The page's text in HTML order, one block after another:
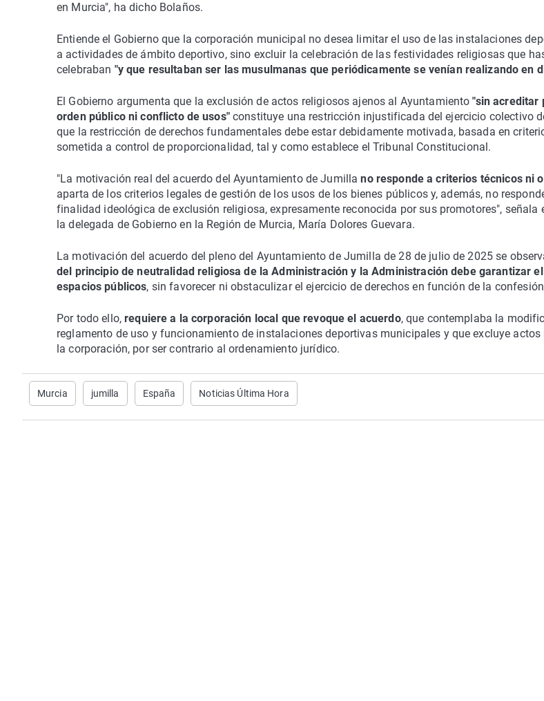
en Murcia", ha dicho Bolaños.
Entiende el Gobierno que la corporación municipal no desea limitar el uso de las instalaciones
a actividades de ámbito deportivo, sino excluir la celebración de las festividades religiosas que
celebraban "y que resultaban ser las musulmanas que periódicamente se venían realizando en
El Gobierno argumenta que la exclusión de actos religiosos ajenos al Ayuntamiento "sin acreditar
orden público ni conflicto de usos"constituye una restricción injustificada del ejercicio colectivo
que la restricción de derechos fundamentales debe estar debidamente motivada, basada en
sometida a control de proporcionalidad, tal y como establece el Tribunal Constitucional.
"La motivación real del acuerdo del Ayuntamiento de Jumillano responde a criterios técnicos ni
aparta de los criterios legales de gestión de los usos de los bienes públicos y, además, no
finalidad ideológica de exclusión religiosa, expresamente reconocida por sus promotores", señala
la delegada de Gobierno en la Región de Murcia, María Dolores Guevara.
La motivación del acuerdo del pleno del Ayuntamiento de Jumilla de 28 de julio de 2025 se
del principio de neutralidad religiosa de la Administración y la Administración debe garantizar
espacios públicos, sin favorecer ni obstaculizar el ejercicio de derechos en función de la
Por todo ello,requiere a la corporación local que revoque el acuerdo, que contemplaba la
reglamento de uso y funcionamiento de instalaciones deportivas municipales y que excluye
la corporación, por ser contrario al ordenamiento jurídico.
Murcia jumilla España Noticias Última Hora